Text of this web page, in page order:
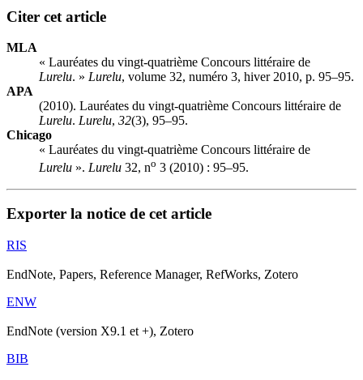
Citer cet article
MLA
« Lauréates du vingt-quatrième Concours littéraire de
Lurelu. » Lurelu, volume 32, numéro 3, hiver 2010, p. 95–95.
APA
(2010). Lauréates du vingt-quatrième Concours littéraire de
Lurelu. Lurelu, 32(3), 95–95.
Chicago
« Lauréates du vingt-quatrième Concours littéraire de
Lurelu ». Lurelu 32, no 3 (2010) : 95–95.
Exporter la notice de cet article
RIS
EndNote, Papers, Reference Manager, RefWorks, Zotero
ENW
EndNote (version X9.1 et +), Zotero
BIB